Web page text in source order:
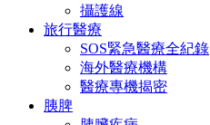
攝護線
旅行醫療
SOS緊急醫療全紀錄
海外醫療機構
醫療專機揭密
胰脾